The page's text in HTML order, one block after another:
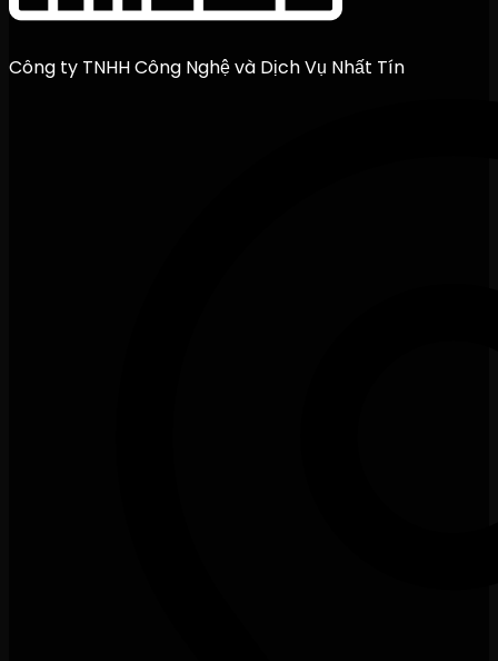
Công ty TNHH Công Nghệ và Dịch Vụ Nhất Tín